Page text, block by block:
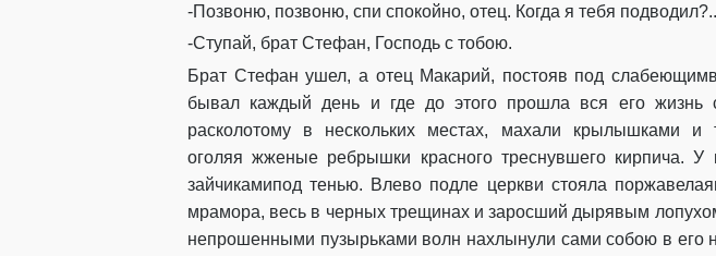
-Позвоню, позвоню, спи спокойно, отец. Когда я тебя подводил?..
-Ступай, брат Стефан, Господь с тобою.
Брат Стефан ушел, а отец Макарий, постояв под слабеющим
бывал каждый день и где
до этого прошла вся его жизнь
расколотому в нескольких местах, махали крылышками и
оголяя жженые ребрышки красного треснувшего кирпича. У
зайчикамипод тенью. Влево подле церкви стояла поржавелая
мрамора, весь в черных трещинах и заросший дырявым
непрошенными пузырьками волн нахлынули сами собою в его